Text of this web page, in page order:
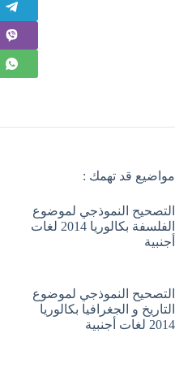
مواضيع قد تهمك :
التصحيح النموذجي لموضوع
الفلسفة بكالوريا 2014 لغات
أجنبية
التصحيح النموذجي لموضوع
التاريخ و الجغرافيا بكالوريا
2014 لغات أجنبية